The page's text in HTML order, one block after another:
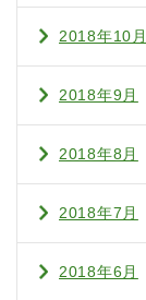
2018年10月
2018年9月
2018年8月
2018年7月
2018年6月